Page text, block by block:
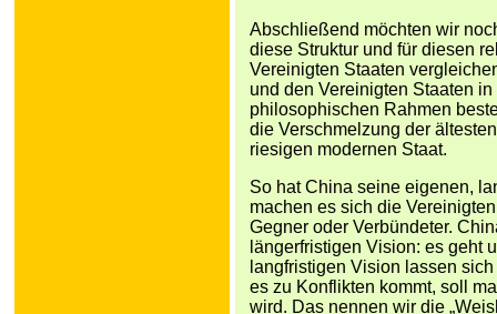
Abschließend möchten wir
diese Struktur und für diesen
Vereinigten Staaten
und den Vereinigten Staaten
philosophischen Rahmen
die Verschmelzung der
riesigen modernen Staat.
So hat China seine eigenen,
machen es sich die
Gegner oder Verbündeter.
längerfristigen Vision: es geht
langfristigen Vision lassen
es zu Konflikten kommt, soll
wird. Das nennen wir die